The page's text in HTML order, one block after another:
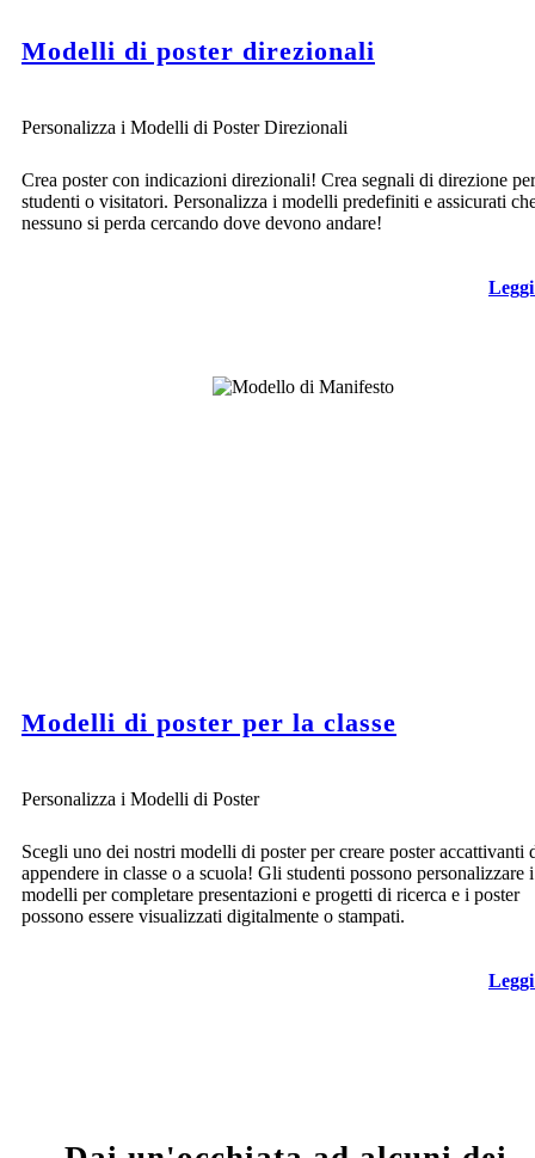
Modelli di poster direzionali
Personalizza i Modelli di Poster Direzionali
Crea poster con indicazioni direzionali! Crea segnali di direzione
studenti o visitatori. Personalizza i modelli predefiniti e assicurati
nessuno si perda cercando dove devono andare!
Modelli di poster per la classe
Personalizza i Modelli di Poster
Scegli uno dei nostri modelli di poster per creare poster accattivanti
appendere in classe o a scuola! Gli studenti possono personalizzare i
modelli per completare presentazioni e progetti di ricerca e i poster
possono essere visualizzati digitalmente o stampati.